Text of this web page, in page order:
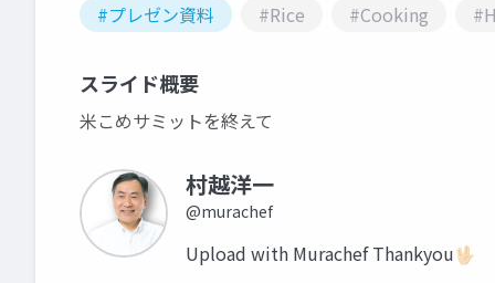
#プレゼン資料 #Rice #Cooking
スライド概要
米こめサミットを終えて
村越洋一
@murachef
Upload with Murachef Thankyou🖖🏻